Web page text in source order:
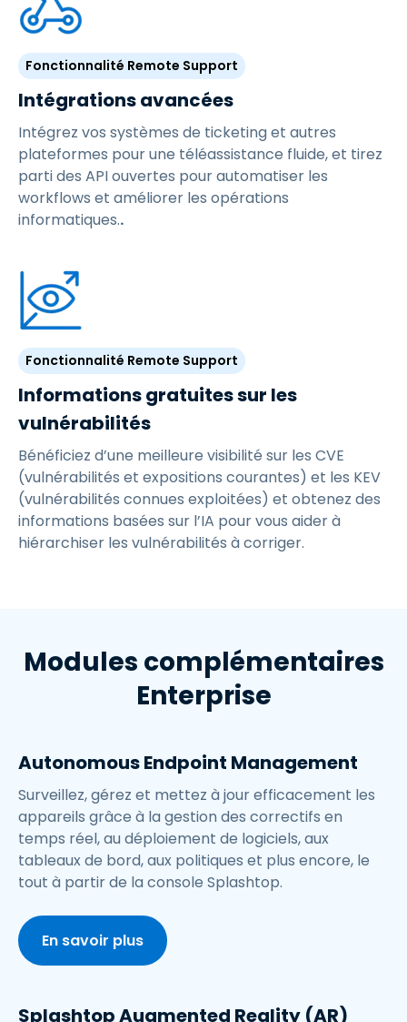
Fonctionnalité Remote Support
Intégrations avancées
Intégrez vos systèmes de ticketing et autres
plateformes pour une téléassistance fluide, et tirez
parti des API ouvertes pour automatiser les
workflows et améliorer les opérations
informatiques..
Fonctionnalité Remote Support
Informations gratuites sur les
vulnérabilités
Bénéficiez d’une meilleure visibilité sur les CVE
(vulnérabilités et expositions courantes) et les KEV
(vulnérabilités connues exploitées) et obtenez des
informations basées sur l’IA pour vous aider à
hiérarchiser les vulnérabilités à corriger.
Modules complémentaires
Enterprise
Autonomous Endpoint Management
Surveillez, gérez et mettez à jour efficacement les
appareils grâce à la gestion des correctifs en
temps réel, au déploiement de logiciels, aux
tableaux de bord, aux politiques et plus encore, le
tout à partir de la console Splashtop.
En savoir plus
Splashtop Augmented Reality (AR)